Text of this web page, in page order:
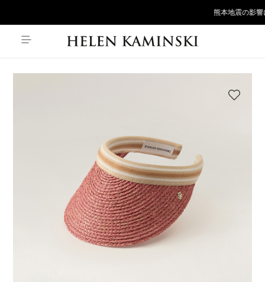
熊本地震の影響